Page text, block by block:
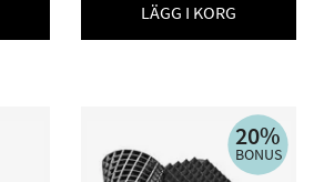
LÄGG I KORG
20%
BONUS